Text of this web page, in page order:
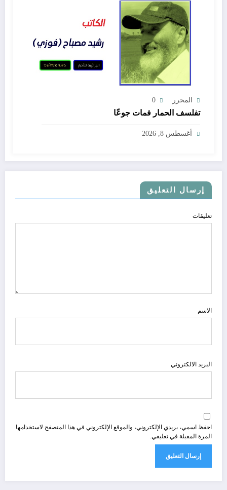
المحرر 0
تفلسف الحمار فمات جوعًا
أغسطس 8, 2026
إرسال التعليق
تعليقات
الاسم
البريد الالكتروني
احفظ اسمي، بريدي الإلكتروني، والموقع الإلكتروني في هذا المتصفح لاستخدامها
المرة المقبلة في تعليقي.